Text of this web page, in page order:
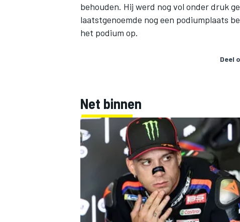
behouden. Hij werd nog vol onder druk
laatstgenoemde nog een podiumplaats
het podium op.
Deel
Net binnen